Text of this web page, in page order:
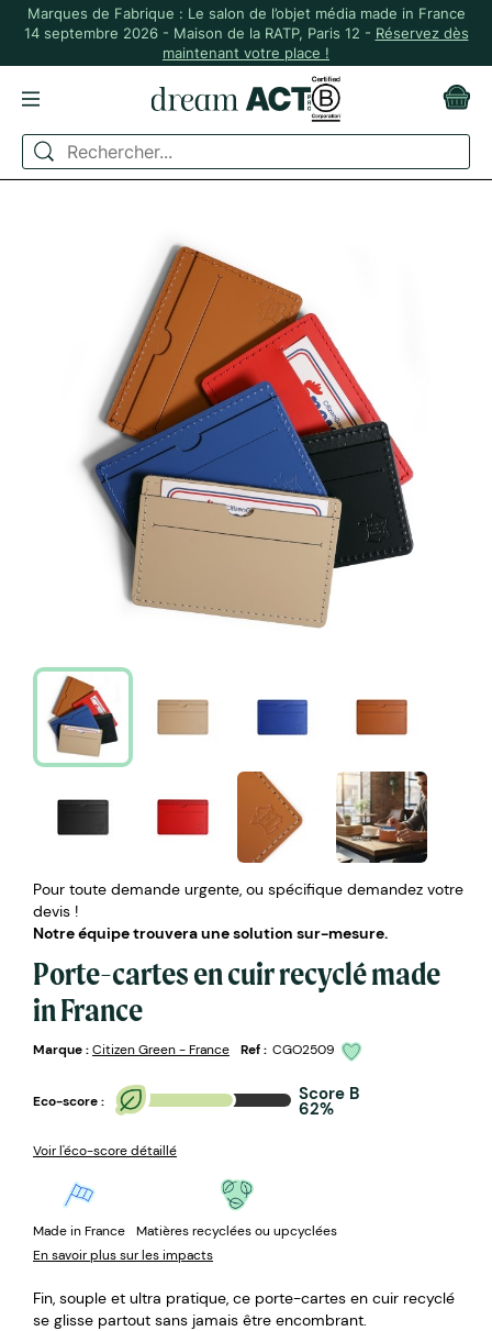
Marques de Fabrique : Le salon de l’objet média made in France
14 septembre 2026 - Maison de la RATP, Paris 12 - Réservez dès
maintenant votre place !
ACCUEIL
MADE IN FRANCE
PORTE-CARTES EN CUIR RECYCLÉ MADE IN FRANCE
Pour toute demande urgente, ou spécifique demandez votre
devis !
Notre équipe trouvera une solution sur-mesure.
Porte-cartes en cuir recyclé made
in France
Marque :Citizen Green - France Ref : CGO2509
Eco-score : Score B
62%
Voir l'éco-score détaillé
Made in France
Matières recyclées ou upcyclées
En savoir plus sur les impacts
Fin, souple et ultra pratique, ce porte-cartes en cuir recyclé
se glisse partout sans jamais être encombrant.